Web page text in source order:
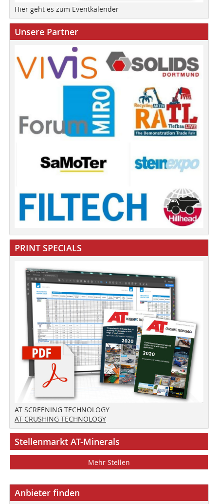
Hier geht es zum Eventkalender
Unsere Partner
PRINT SPECIALS
AT SCREENING TECHNOLOGY
AT CRUSHING TECHNOLOGY
Stellenmarkt AT-Minerals
Mehr Stellen
Anbieter finden